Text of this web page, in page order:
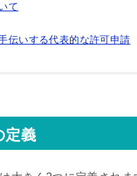
て
伝いする代表的な許可申請
定義